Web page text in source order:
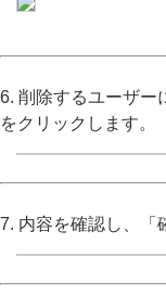
6. 削除するユーザー
をクリックします。
7. 内容を確認し、「